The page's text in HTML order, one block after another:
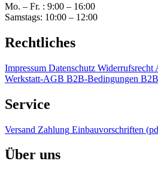
Mo. – Fr. : 9:00 – 16:00
Samstags: 10:00 – 12:00
Rechtliches
Impressum Datenschutz Widerrufsrecht
Werkstatt-AGB B2B-Bedingungen
Service
Versand Zahlung Einbauvorschriften
Über uns